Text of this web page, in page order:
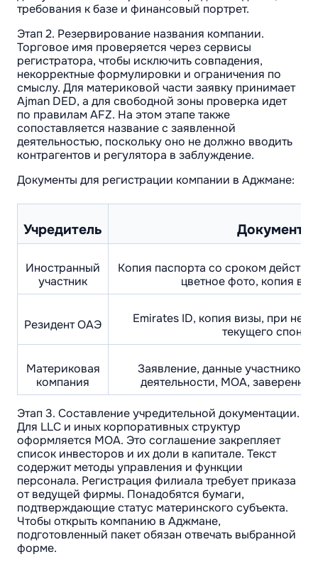
требования к базе и финансовый портрет.
Этап 2. Резервирование названия компании.
Торговое имя проверяется через сервисы
регистратора, чтобы исключить совпадения,
некорректные формулировки и ограничения по
смыслу. Для материковой части заявку принимает
Ajman DED, а для свободной зоны проверка идет
по правилам AFZ. На этом этапе также
сопоставляется название с заявленной
деятельностью, поскольку оно не должно вводить
контрагентов и регулятора в заблуждение.
Документы для регистрации компании в Аджмане:
Учредитель Документы
Иностранный
участник
Копия паспорта со сроком
цветное фото, копия
Резидент ОАЭ
Emirates ID, копия визы, при
текущего
Материковая
компания
Заявление, данные участников,
деятельности, MOA,
Этап 3. Составление учредительной документации.
Для LLC и иных корпоративных структур
оформляется MOA. Это соглашение закрепляет
список инвесторов и их доли в капитале. Текст
содержит методы управления и функции
персонала. Регистрация филиала требует приказа
от ведущей фирмы. Понадобятся бумаги,
подтверждающие статус материнского субъекта.
Чтобы открыть компанию в Аджмане,
подготовленный пакет обязан отвечать выбранной
форме.